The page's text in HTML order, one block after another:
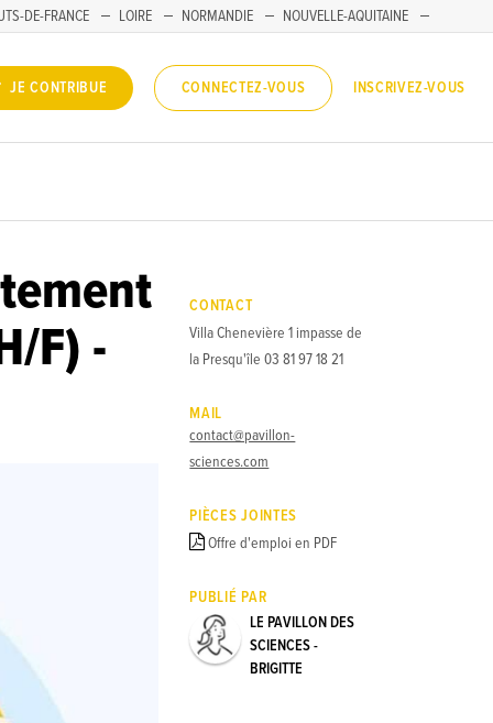
DE-FRANCE LOIRE NORMANDIE
NOUVELLE-AQUITAINE
JE CONTRIBUE CONNECTEZ-VOUS INSCRIVEZ-VOUS
F) -
CONTACT
Villa Chenevière 1 impasse de
la Presqu'île 03 81 97 18 21
MAIL
contact@pavillon-
sciences.com
PIÈCES JOINTES
Offre d'emploi en PDF
PUBLIÉ PAR
LE PAVILLON DES
SCIENCES -
BRIGITTE